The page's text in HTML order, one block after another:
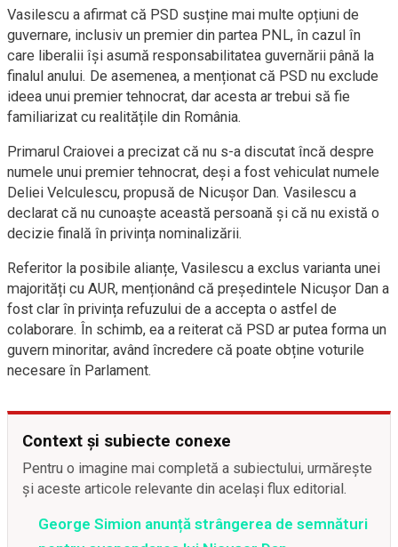
Vasilescu a afirmat că PSD susține mai multe opțiuni de
guvernare, inclusiv un premier din partea PNL, în cazul în
care liberalii își asumă responsabilitatea guvernării până la
finalul anului. De asemenea, a menționat că PSD nu exclude
ideea unui premier tehnocrat, dar acesta ar trebui să fie
familiarizat cu realitățile din România.
Primarul Craiovei a precizat că nu s-a discutat încă despre
numele unui premier tehnocrat, deși a fost vehiculat numele
Deliei Velculescu, propusă de Nicușor Dan. Vasilescu a
declarat că nu cunoaște această persoană și că nu există o
decizie finală în privința nominalizării.
Referitor la posibile alianțe, Vasilescu a exclus varianta unei
majorități cu AUR, menționând că președintele Nicușor Dan a
fost clar în privința refuzului de a accepta o astfel de
colaborare. În schimb, ea a reiterat că PSD ar putea forma un
guvern minoritar, având încredere că poate obține voturile
necesare în Parlament.
Context și subiecte conexe
Pentru o imagine mai completă a subiectului, urmărește
și aceste articole relevante din același flux editorial.
George Simion anunță strângerea de semnături